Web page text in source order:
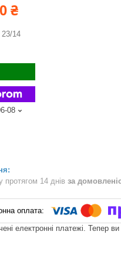
₴
23/14
08
протягом 14 днів за
електронні платежі. Тепер